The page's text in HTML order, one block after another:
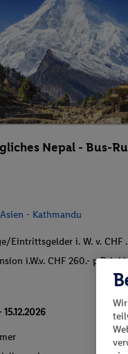
Nepal - Bus-
- Kathmandu
Eintrittsgelder i. W. v. CHF
i.W.v. CHF 260.- p.P.
15.12.2026